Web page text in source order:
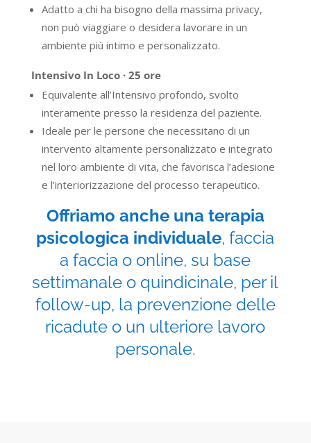
Adatto a chi ha bisogno della massima privacy,
non può viaggiare o desidera lavorare in un
ambiente più intimo e personalizzato.
Intensivo In Loco · 25 ore
Equivalente all’Intensivo profondo, svolto
interamente presso la residenza del paziente.
Ideale per le persone che necessitano di un
intervento altamente personalizzato e integrato
nel loro ambiente di vita, che favorisca l’adesione
e l’interiorizzazione del processo terapeutico.
Offriamo anche una terapia
psicologica individuale, faccia
a faccia o online, su base
settimanale o quindicinale, per il
follow-up, la prevenzione delle
ricadute o un ulteriore lavoro
personale.